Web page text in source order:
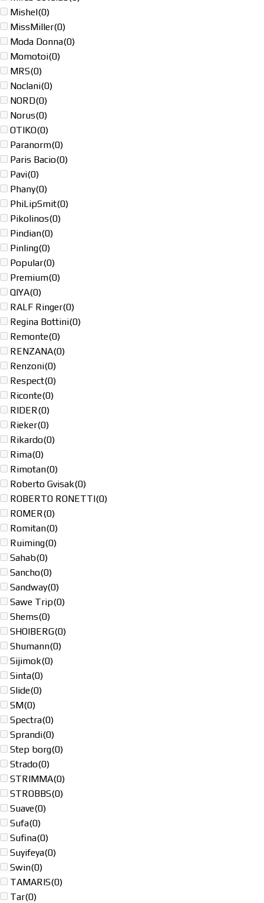
Mishel(0)
MissMiller(0)
Moda Donna(0)
Momotoi(0)
MRS(0)
Noclani(0)
NORD(0)
Norus(0)
OTIKO(0)
Paranorm(0)
Paris Bacio(0)
Pavi(0)
Phany(0)
PhiLipSmit(0)
Pikolinos(0)
Pindian(0)
Pinling(0)
Popular(0)
Premium(0)
QIYA(0)
RALF Ringer(0)
Regina Bottini(0)
Remonte(0)
RENZANA(0)
Renzoni(0)
Respect(0)
Riconte(0)
RIDER(0)
Rieker(0)
Rikardo(0)
Rima(0)
Rimotan(0)
Roberto Gvisak(0)
ROBERTO RONETTI(0)
ROMER(0)
Romitan(0)
Ruiming(0)
Sahab(0)
Sancho(0)
Sandway(0)
Sawe Trip(0)
Shems(0)
SHOIBERG(0)
Shumann(0)
Sijimok(0)
Sinta(0)
Slide(0)
SM(0)
Spectra(0)
Sprandi(0)
Step borg(0)
Strado(0)
STRIMMA(0)
STROBBS(0)
Suave(0)
Sufa(0)
Sufina(0)
Suyifeya(0)
Swin(0)
TAMARIS(0)
Tar(0)